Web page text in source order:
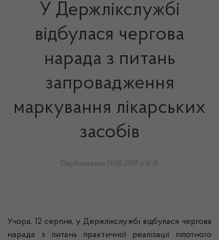
У Держлікслужбі
відбулася чергова
нарада з питань
запровадження
маркування лікарських
засобів
Опубліковано 13.08.2019 о 16:31
Учора, 12 серпня, у Держлікслужбі відбулася чергова
нарада з питань практичної реалізації пілотного